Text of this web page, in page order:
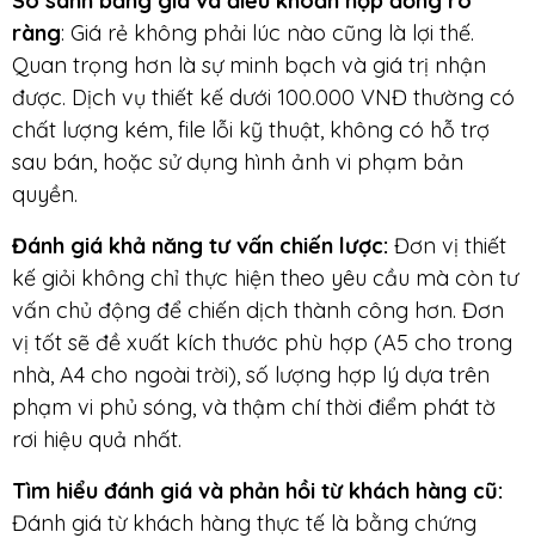
ràng: Giá rẻ không phải lúc nào cũng là lợi thế.
Quan trọng hơn là sự minh bạch và giá trị nhận
được. Dịch vụ thiết kế dưới 100.000 VNĐ thường có
chất lượng kém, file lỗi kỹ thuật, không có hỗ trợ
sau bán, hoặc sử dụng hình ảnh vi phạm bản
quyền.
Đánh giá khả năng tư vấn chiến lược: Đơn vị thiết
kế giỏi không chỉ thực hiện theo yêu cầu mà còn tư
vấn chủ động để chiến dịch thành công hơn. Đơn
vị tốt sẽ đề xuất kích thước phù hợp (A5 cho trong
nhà, A4 cho ngoài trời), số lượng hợp lý dựa trên
phạm vi phủ sóng, và thậm chí thời điểm phát tờ
rơi hiệu quả nhất.
Tìm hiểu đánh giá và phản hồi từ khách hàng cũ:
Đánh giá từ khách hàng thực tế là bằng chứng